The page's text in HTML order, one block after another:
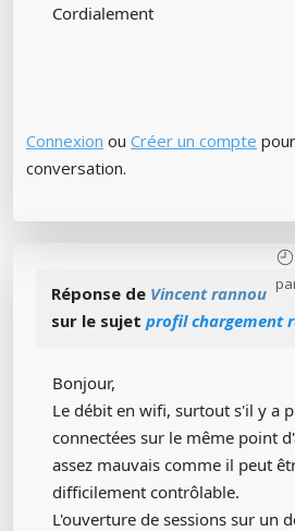
Cordialement
Connexion ou Créer un compte
conversation.
Réponse de Vincent rannou
sur le sujet profil chargement
Bonjour,
Le débit en wifi, surtout s'il y a
connectées sur le même point
assez mauvais comme il peut
difficilement contrôlable.
L'ouverture de sessions sur un